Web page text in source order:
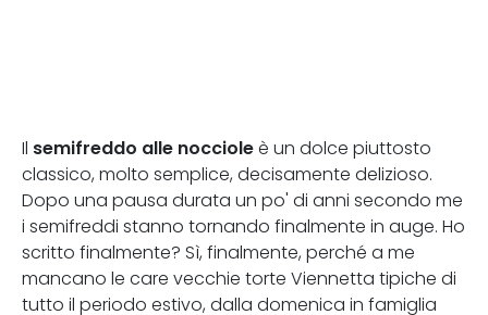
Il semifreddo alle nocciole è un dolce piuttosto
classico, molto semplice, decisamente delizioso.
Dopo una pausa durata un po' di anni secondo me
i semifreddi stanno tornando finalmente in auge. Ho
scritto finalmente? Sì, finalmente, perché a me
mancano le care vecchie torte Viennetta tipiche di
tutto il periodo estivo, dalla domenica in famiglia